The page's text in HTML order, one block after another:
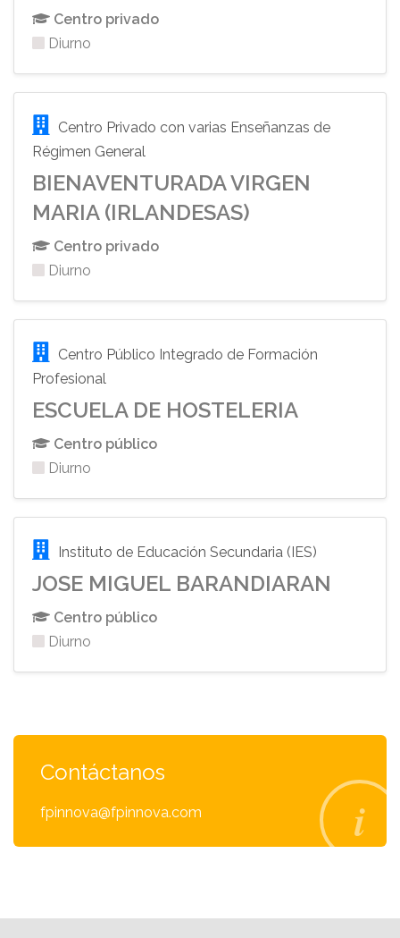
Centro privado
Diurno
Centro Privado con varias Enseñanzas de
Régimen General
BIENAVENTURADA VIRGEN
MARIA (IRLANDESAS)
Centro privado
Diurno
Centro Público Integrado de Formación
Profesional
ESCUELA DE HOSTELERIA
Centro público
Diurno
Instituto de Educación Secundaria (IES)
JOSE MIGUEL BARANDIARAN
Centro público
Diurno
Contáctanos
fpinnova@fpinnova.com